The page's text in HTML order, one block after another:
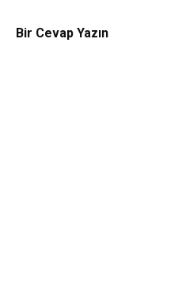
Bir Cevap Yazın